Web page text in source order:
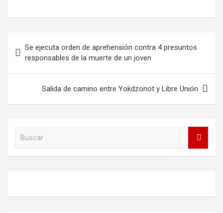
de
entradas
Se ejecuta orden de aprehensión contra 4 presuntos
responsables de la muerte de un joven
Salida de camino entre Yokdzonot y Libre Unión